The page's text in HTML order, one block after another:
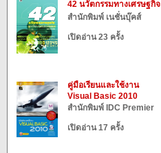
42 นวัตกรรมทางเศรษฐกิจ
สำนักพิมพ์ เนชั่นบุ๊คส์
เปิดอ่าน 23 ครั้ง
คู่มือเรียนและใช้งาน
Visual Basic 2010
สำนักพิมพ์ IDC Premier
เปิดอ่าน 17 ครั้ง